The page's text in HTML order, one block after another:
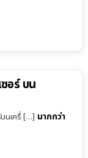
อร์ บน
บนเครื่ […] มากกว่า